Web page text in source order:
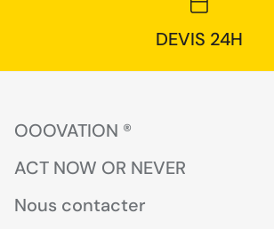
DEVIS 24H
OOOVATION ®
ACT NOW OR NEVER
Nous contacter